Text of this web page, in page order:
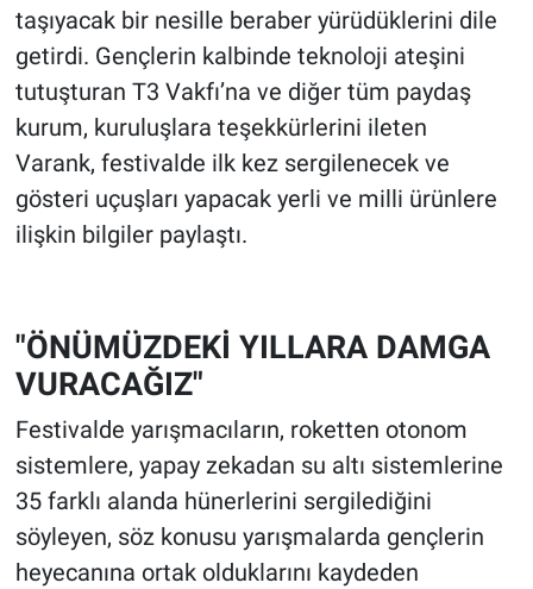
taşıyacak bir nesille beraber yürüdüklerini dile
getirdi. Gençlerin kalbinde teknoloji ateşini
tutuşturan T3 Vakfı’na ve diğer tüm paydaş
kurum, kuruluşlara teşekkürlerini ileten
Varank, festivalde ilk kez sergilenecek ve
gösteri uçuşları yapacak yerli ve milli ürünlere
ilişkin bilgiler paylaştı.
"ÖNÜMÜZDEKİ YILLARA DAMGA
VURACAĞIZ"
Festivalde yarışmacıların, roketten otonom
sistemlere, yapay zekadan su altı sistemlerine
35 farklı alanda hünerlerini sergilediğini
söyleyen, söz konusu yarışmalarda gençlerin
heyecanına ortak olduklarını kaydeden